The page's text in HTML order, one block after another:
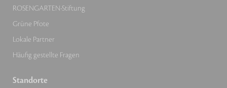
ROSENGARTEN-Stiftung
Grüne Pfote
Lokale Partner
Häufig gestellte Fragen
Standorte